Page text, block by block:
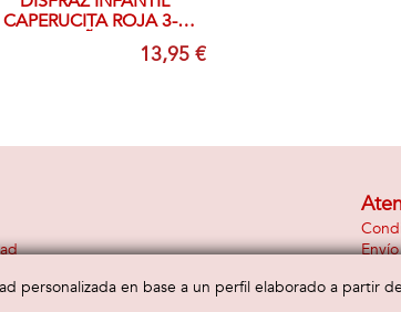
CAPERUCITA ROJA 3-4
13,95 €
personalizada en base a un perfil elaborado a partir